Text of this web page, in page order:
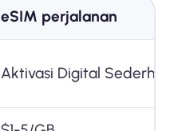
eSIM perjalanan
Aktivasi Digital